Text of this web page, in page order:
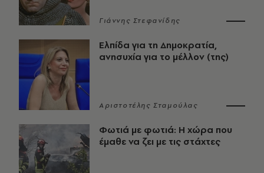
Γιάννης Στεφανίδης
Ελπίδα για τη Δημοκρατία,
ανησυχία για το μέλλον (της)
Αριστοτέλης Σταμούλας
Φωτιά με φωτιά: Η χώρα που
έμαθε να ζει με τις στάχτες